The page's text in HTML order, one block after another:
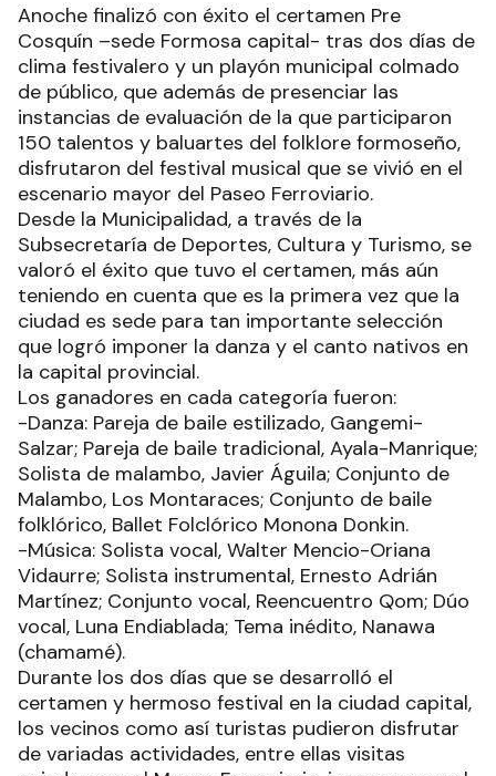
Anoche finalizó con éxito el certamen Pre
Cosquín –sede Formosa capital- tras dos días de
clima festivalero y un playón municipal colmado
de público, que además de presenciar las
instancias de evaluación de la que participaron
150 talentos y baluartes del folklore formoseño,
disfrutaron del festival musical que se vivió en el
escenario mayor del Paseo Ferroviario.
Desde la Municipalidad, a través de la
Subsecretaría de Deportes, Cultura y Turismo, se
valoró el éxito que tuvo el certamen, más aún
teniendo en cuenta que es la primera vez que la
ciudad es sede para tan importante selección
que logró imponer la danza y el canto nativos en
la capital provincial.
Los ganadores en cada categoría fueron:
-Danza: Pareja de baile estilizado, Gangemi-
Salzar; Pareja de baile tradicional, Ayala-Manrique;
Solista de malambo, Javier Águila; Conjunto de
Malambo, Los Montaraces; Conjunto de baile
folklórico, Ballet Folclórico Monona Donkin.
-Música: Solista vocal, Walter Mencio-Oriana
Vidaurre; Solista instrumental, Ernesto Adrián
Martínez; Conjunto vocal, Reencuentro Qom; Dúo
vocal, Luna Endiablada; Tema inédito, Nanawa
(chamamé).
Durante los dos días que se desarrolló el
certamen y hermoso festival en la ciudad capital,
los vecinos como así turistas pudieron disfrutar
de variadas actividades, entre ellas visitas